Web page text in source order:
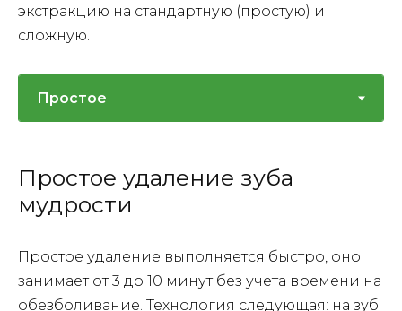
экстракцию на стандартную (простую) и
сложную.
Простое удаление зуба
мудрости
Простое удаление выполняется быстро, оно
занимает от 3 до 10 минут без учета времени на
обезболивание. Технология следующая: на зуб